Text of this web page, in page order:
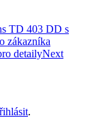
TD 403 DD s
zákazníka
detailyNext
.